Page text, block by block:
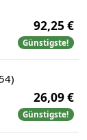
92,25 €
Günstigste!
26,09 €
Günstigste!